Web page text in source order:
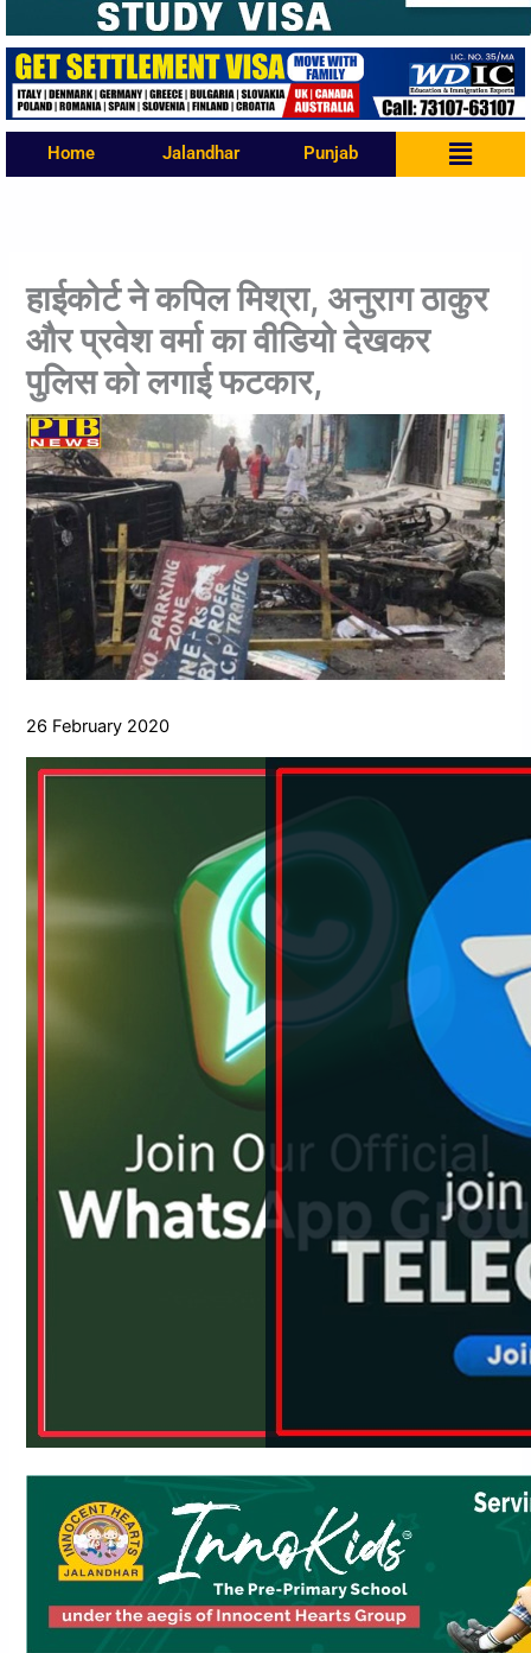
Home Jalandhar Punjab Menu
हाईकोर्ट ने कपिल मिश्रा, अनुराग ठाकुर
और प्रवेश वर्मा का वीडियो देखकर
पुलिस को लगाई फटकार,
26 February 2020